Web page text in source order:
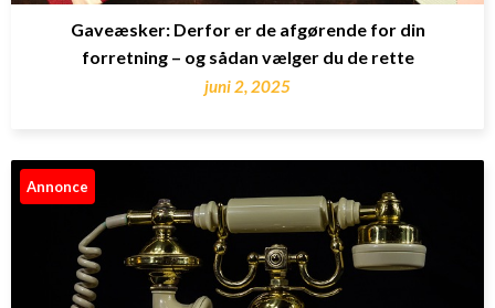
Gaveæsker: Derfor er de afgørende for din
forretning – og sådan vælger du de rette
juni 2, 2025
Annonce